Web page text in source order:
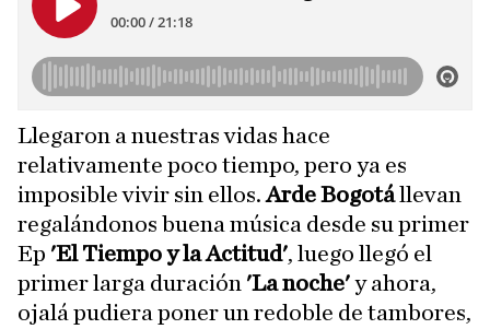
Llegaron a nuestras vidas hace
relativamente poco tiempo, pero ya es
imposible vivir sin ellos.Arde Bogotállevan
regalándonos buena música desde su primer
Ep 'El Tiempo y la Actitud', luego llegó el
primer larga duración 'La noche'y ahora,
ojalá pudiera poner un redoble de tambores,